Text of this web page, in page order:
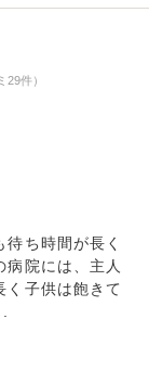
件）
ち時間が長く
院には、主人
く子供は飽きて